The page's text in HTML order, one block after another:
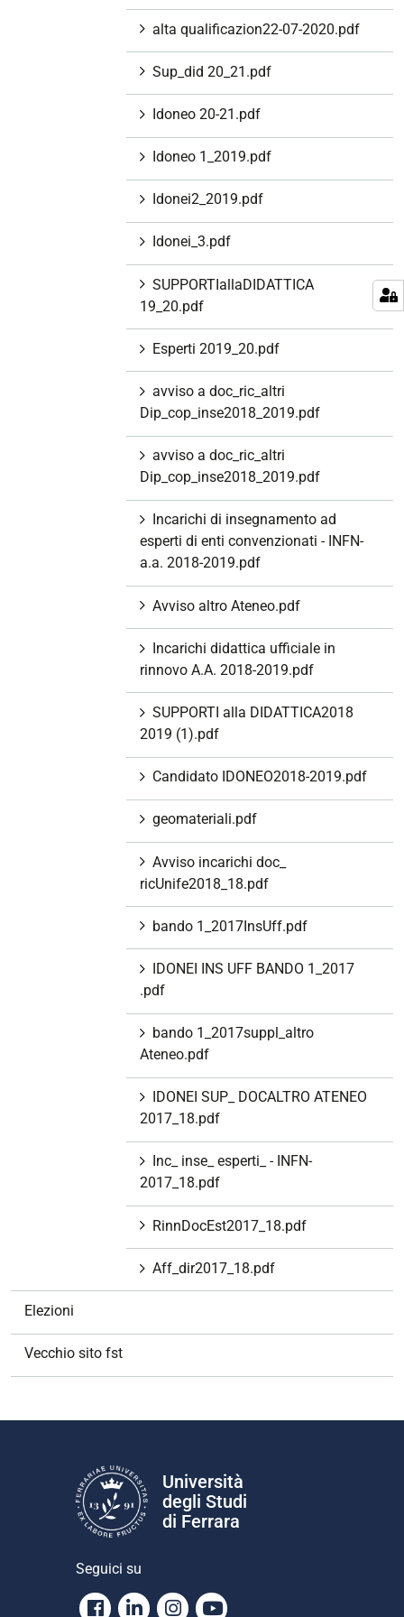
alta qualificazion22-07-2020.pdf
Sup_did 20_21.pdf
Idoneo 20-21.pdf
Idoneo 1_2019.pdf
Idonei2_2019.pdf
Idonei_3.pdf
SUPPORTIallaDIDATTICA
19_20.pdf
Esperti 2019_20.pdf
avviso a doc_ric_altri
Dip_cop_inse2018_2019.pdf
avviso a doc_ric_altri
Dip_cop_inse2018_2019.pdf
Incarichi di insegnamento ad
esperti di enti convenzionati - INFN-
a.a. 2018-2019.pdf
Avviso altro Ateneo.pdf
Incarichi didattica ufficiale in
rinnovo A.A. 2018-2019.pdf
SUPPORTI alla DIDATTICA2018
2019 (1).pdf
Candidato IDONEO2018-2019.pdf
geomateriali.pdf
Avviso incarichi doc_
ricUnife2018_18.pdf
bando 1_2017InsUff.pdf
IDONEI INS UFF BANDO 1_2017
.pdf
bando 1_2017suppl_altro
Ateneo.pdf
IDONEI SUP_ DOCALTRO ATENEO
2017_18.pdf
Inc_ inse_ esperti_ - INFN-
2017_18.pdf
RinnDocEst2017_18.pdf
Aff_dir2017_18.pdf
Elezioni
Vecchio sito fst
Università
degli Studi
di Ferrara
Seguici su
Facebook
LinkedinInstagram
Youtube